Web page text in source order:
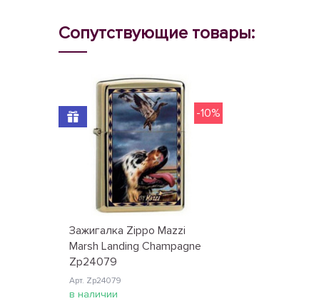
Сопутствующие товары:
Зажигалка Zippo Mazzi
Marsh Landing Champagne
Zp24079
Арт. Zp24079
-10%
в наличии